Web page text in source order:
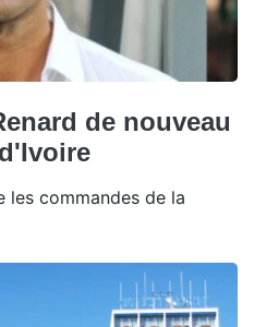
de nouveau
les commandes de la